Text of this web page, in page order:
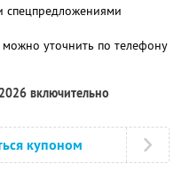
спецпредложениями
уточнить по телефону
включительно
купоном